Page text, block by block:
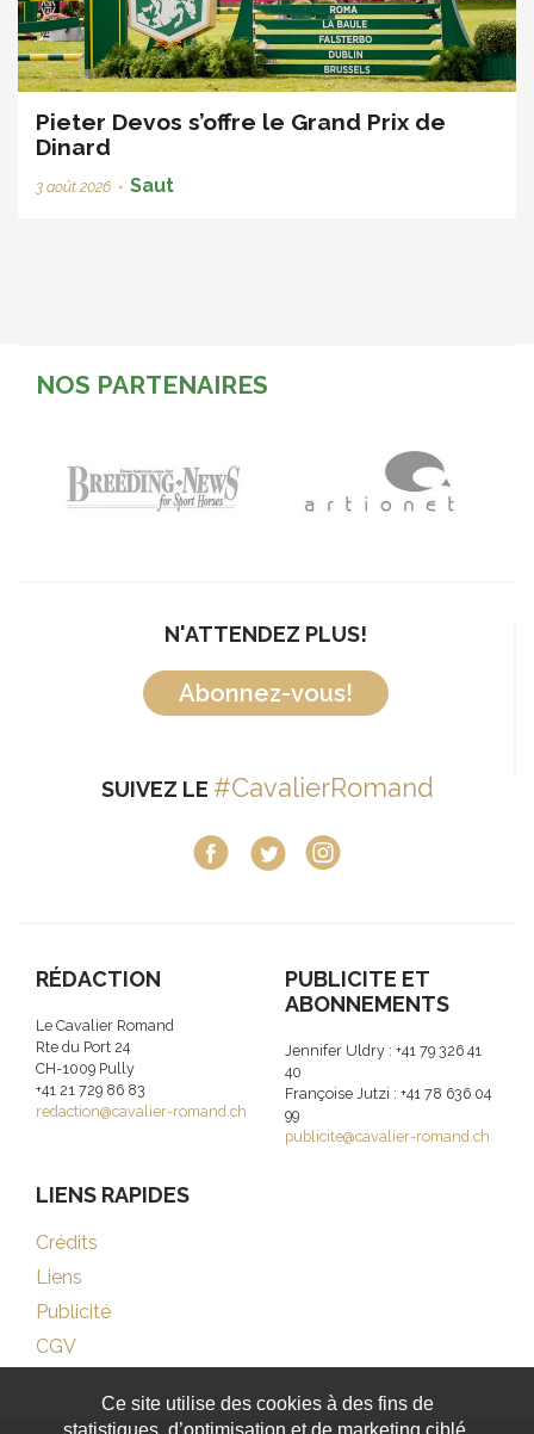
Pieter Devos s’offre le Grand Prix de
Dinard
3 août 2026 • Saut
NOS PARTENAIRES
N'ATTENDEZ PLUS!
Abonnez-vous!
SUIVEZ LE #CavalierRomand
RÉDACTION
Le Cavalier Romand
Rte du Port 24
CH-1009 Pully
+41 21 729 86 83
redaction@cavalier-romand.ch
PUBLICITE ET
ABONNEMENTS
Jennifer Uldry : +41 79 326 41
40
Françoise Jutzi : +41 78 636 04
99
publicite@cavalier-romand.ch
LIENS RAPIDES
Crédits
Liens
Publicité
CGV
Ce site utilise des cookies à des fins de
statistiques, d’optimisation et de marketing ciblé.